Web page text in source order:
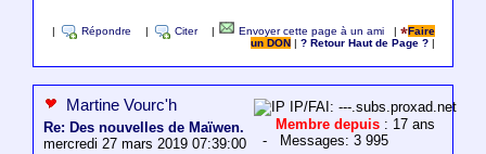
Répondre Citer Envoyer cette page à un ami |
Faire
un DON
|? Retour Haut de Page ?
Martine Vourc'h
Re: Des nouvelles de Maïwen.
mercredi 27 mars 2019 07:39:00
IP/FAI: ---.subs.proxad.net
Membre depuis : 17 ans
- Messages: 3 995